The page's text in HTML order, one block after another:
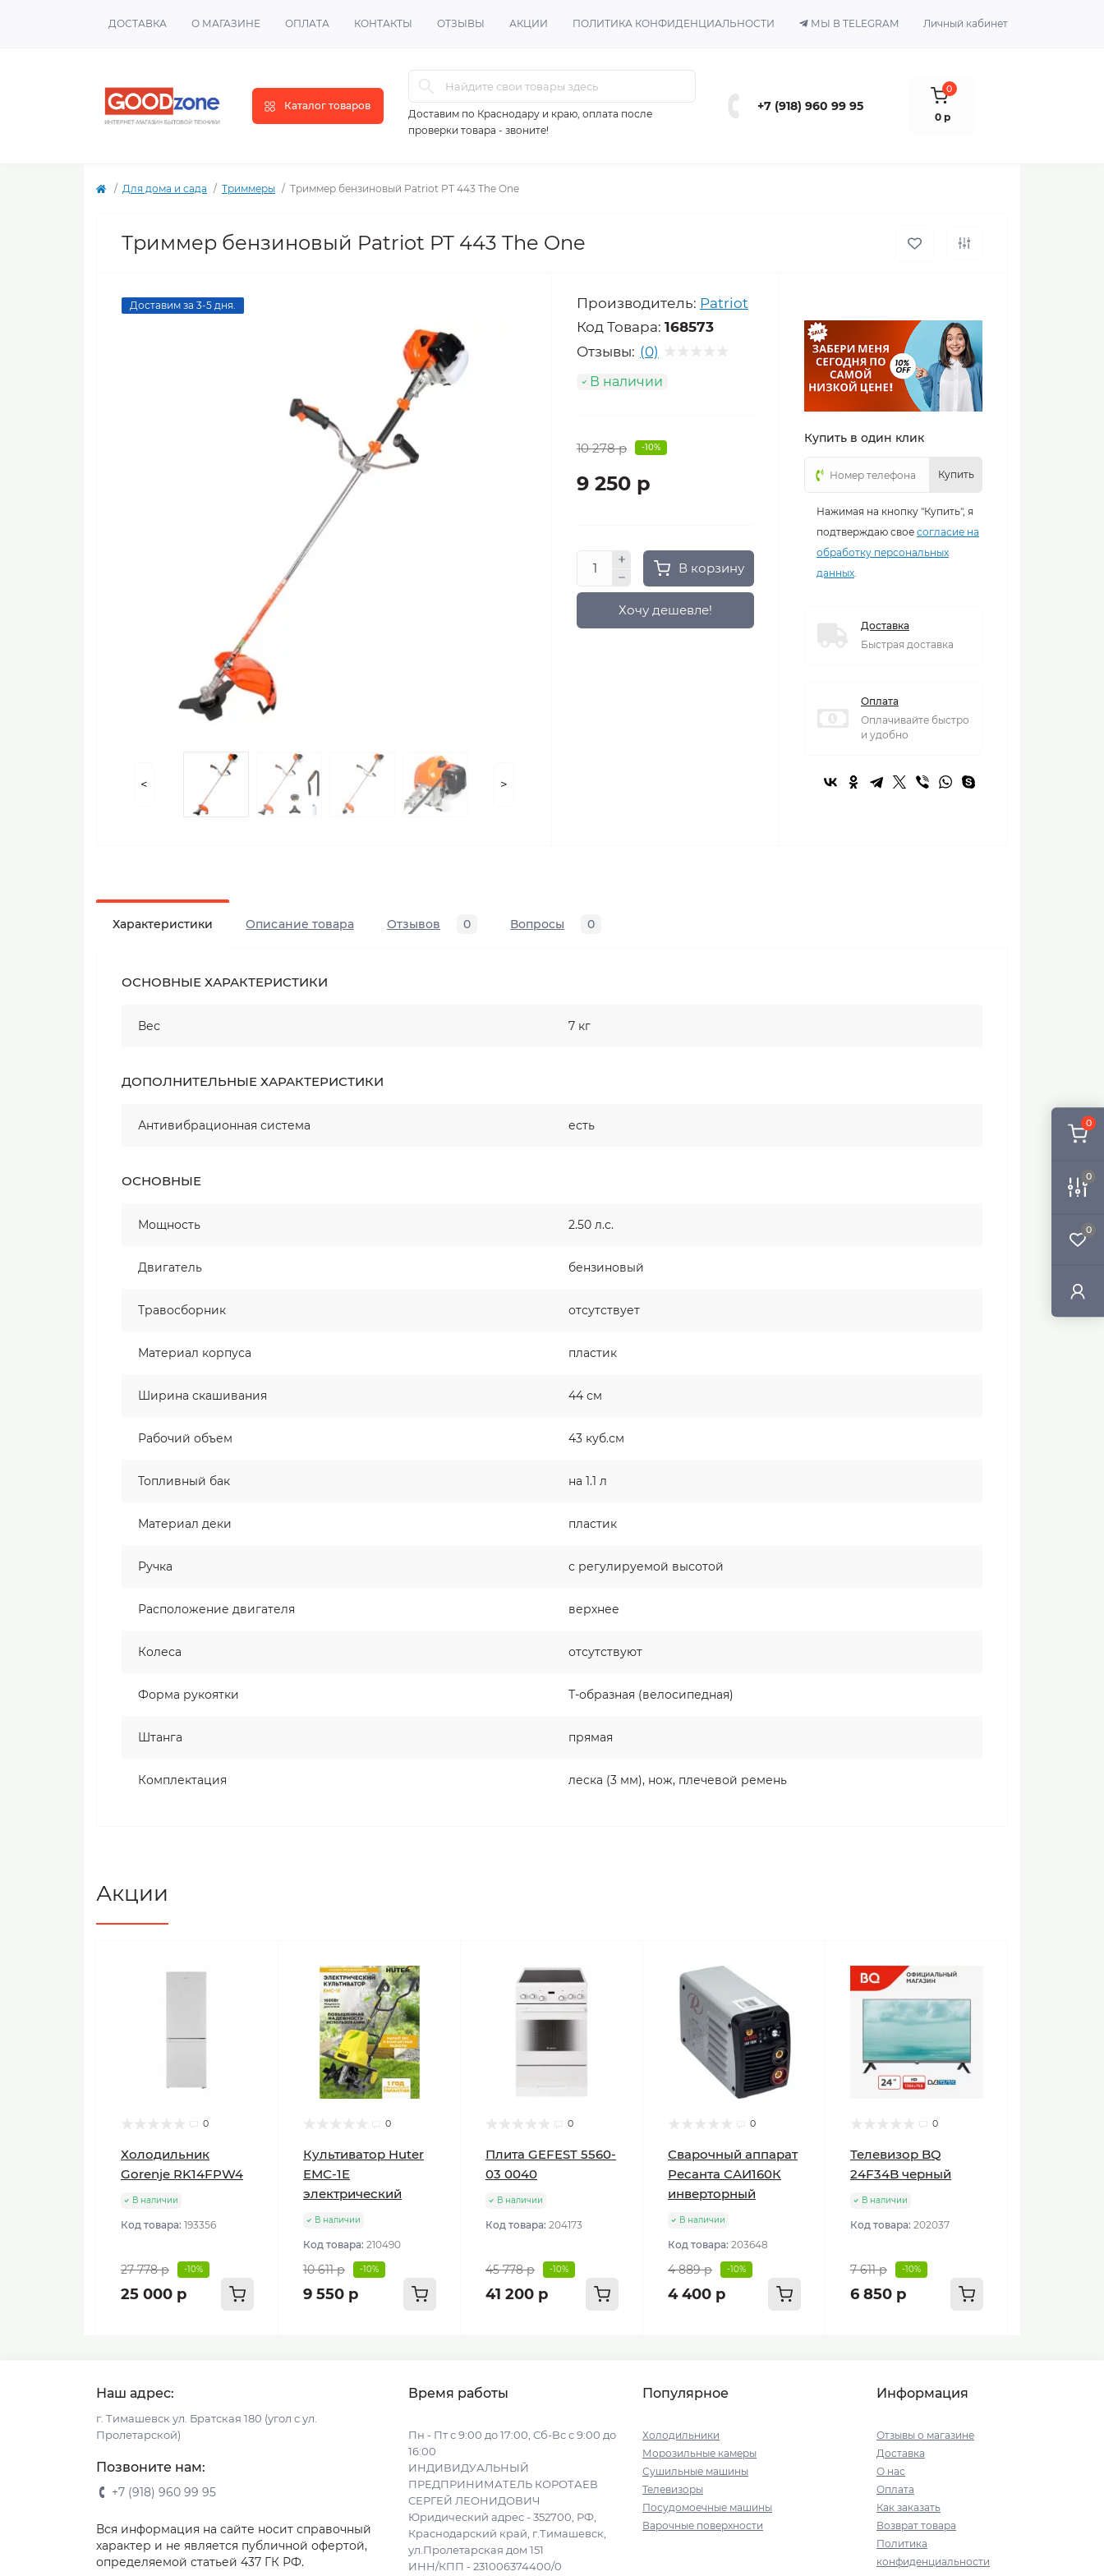
0
0
0
ДОСТАВКА О МАГАЗИНЕ ОПЛАТА КОНТАКТЫ ОТЗЫВЫ АКЦИИ ПОЛИТИКА КОНФИДЕНЦИАЛЬНОСТИ МЫ В TELEGRAM Личный кабинет
Каталог товаров
Доставим по Краснодару и краю, оплата после
проверки товара - звоните!
+7 (918) 960 99 95
0
0 р
Для дома и сада Триммеры Триммер бензиновый Patriot PT 443 The One
Триммер бензиновый Patriot PT 443 The One
Доставим за 3-5 дня.
< >
Производитель: Patriot
Код Товара: 168573
Отзывы: (0)
В наличии
10 278 р -10%
9 250 р
В корзину
Хочу дешевле!
Купить в один клик
Купить
Нажимая на кнопку "Купить", я
подтверждаю свое согласие на
обработку персональных
данных.
Доставка
Быстрая доставка
Оплата
Оплачивайте быстро
и удобно
Характеристики Описание товара Отзывов 0 Вопросы 0
ОСНОВНЫЕ ХАРАКТЕРИСТИКИ
Вес 7 кг
ДОПОЛНИТЕЛЬНЫЕ ХАРАКТЕРИСТИКИ
Антивибрационная система есть
ОСНОВНЫЕ
Мощность 2.50 л.с.
Двигатель бензиновый
Травосборник отсутствует
Материал корпуса пластик
Ширина скашивания 44 см
Рабочий объем 43 куб.см
Топливный бак на 1.1 л
Материал деки пластик
Ручка с регулируемой высотой
Расположение двигателя верхнее
Колеса отсутствуют
Форма рукоятки Т-образная (велосипедная)
Штанга прямая
Комплектация леска (3 мм), нож, плечевой ремень
Акции
0
Холодильник
Gorenje RK14FPW4
В наличии
Код товара: 193356
27 778 р -10%
25 000 р
0
Культиватор Huter
ЕМС-1E
электрический
В наличии
Код товара: 210490
10 611 р -10%
9 550 р
0
Плита GEFEST 5560-
03 0040
В наличии
Код товара: 204173
45 778 р -10%
41 200 р
0
Сварочный аппарат
Ресанта САИ160К
инверторный
В наличии
Код товара: 203648
4 889 р -10%
4 400 р
0
Телевизор BQ
24F34B черный
В наличии
Код товара: 202037
7 611 р -10%
6 850 р
Наш адрес:
г. Тимашевск ул. Братская 180 (угол с ул.
Пролетарской)
Позвоните нам:
+7 (918) 960 99 95
Вся информация на сайте носит справочный
характер и не является публичной офертой,
определяемой статьей 437 ГК РФ.
Время работы
Пн - Пт с 9:00 до 17:00, Сб-Вс с 9:00 до
16:00
ИНДИВИДУАЛЬНЫЙ
ПРЕДПРИНИМАТЕЛЬ КОРОТАЕВ
СЕРГЕЙ ЛЕОНИДОВИЧ
Юридический адрес - 352700, РФ,
Краснодарский край, г.Тимашевск,
ул.Пролетарская дом 151
ИНН/КПП - 231006374400/0
Популярное
Холодильники
Морозильные камеры
Сушильные машины
Телевизоры
Посудомоечные машины
Варочные поверхности
Информация
Отзывы о магазине
Доставка
О нас
Оплата
Как заказать
Возврат товара
Политика
конфиденциальности